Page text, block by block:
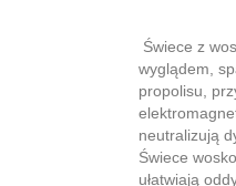
Świece z
wyglądem,
propolisu,
neutralizują
Świece
ułatwiają